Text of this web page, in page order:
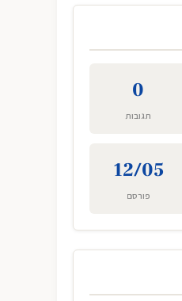
0
תגובות
12/05
פורסם